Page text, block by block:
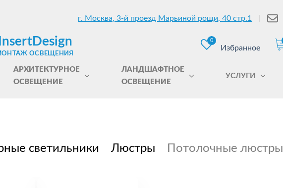
г. Москва, 3-й проезд Марьиной рощи, 40 стр.1
ОСВЕЩЕНИЯ
0
Избранное
АРХИТЕКТУРНОЕ
ОСВЕЩЕНИЕ
ЛАНДШАФТНОЕ
ОСВЕЩЕНИЕ
УСЛУГИ
светильники Люстры Потолочные люстры